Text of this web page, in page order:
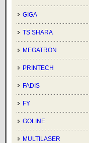
GIGA
TS SHARA
MEGATRON
PRINTECH
FADIS
FY
GOLINE
MULTILASER